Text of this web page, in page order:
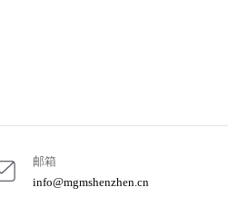
邮箱
info@mgmshenzhen.cn